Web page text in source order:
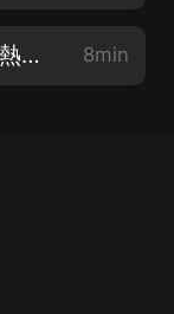
逆天馭獸師0006 五色玲瓏果【熱血玄幻，古言女強，看簡介抽獎活動哦】 8min